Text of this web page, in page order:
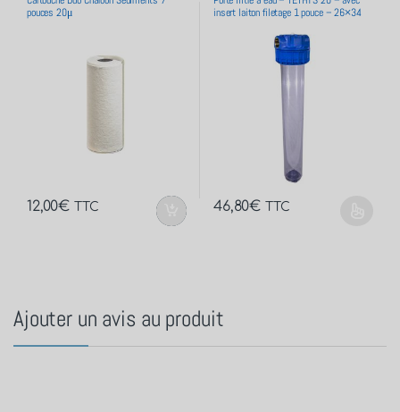
pouces 20μ
12,00€ TTC
insert laiton filetage 1 pouce – 26×34
46,80€ TTC
Ajouter un avis au produit